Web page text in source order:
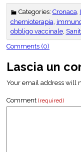
Categories: Cronaca
chemioterapia
obbligo vaccinale,
Comments (0)
Lascia un
Your email address will
Comment (required)